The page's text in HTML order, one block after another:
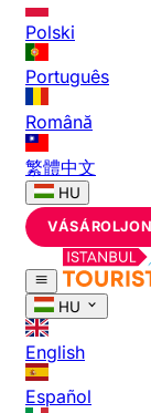
Polski
Português
Română
繁體中文
HU
HU
English
Español